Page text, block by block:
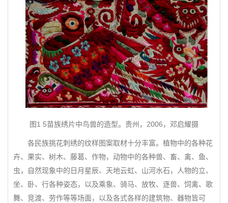
图1 5苗族绣片中鸟兽的造型。贵州，2006，邓启耀摄
各民族挑花刺绣的纹样图案取材十分丰富。植物中的各种花
卉、果实、树木、藤葛、作物，动物中的各种兽、畜、禽、鱼、
虫，自然现象中的日月星辰、天地云虹、山河水石，人物的立、
坐、卧、行各种姿态，以及乘象、骑马、放牧、逐兽、饲禽、歌
舞、竞渡、劳作等等场面，以及各式各样的建筑物、器物皆可